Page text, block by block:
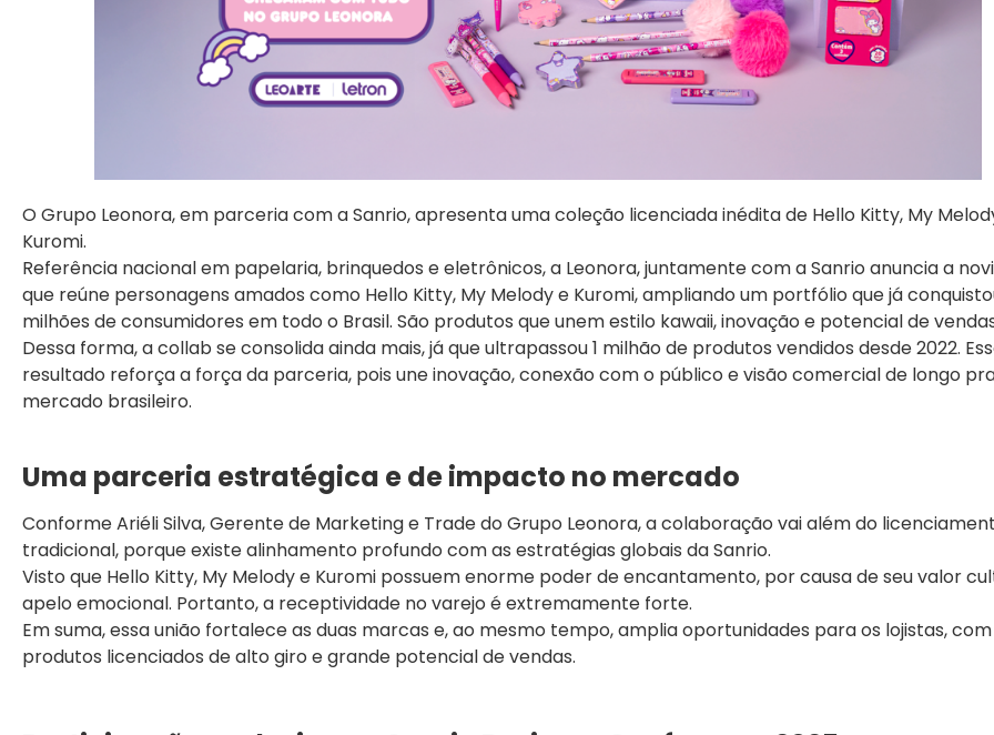
O Grupo Leonora, em parceria com a Sanrio, apresenta uma coleção licenciada inédita de Hello Kitty, My
Kuromi.
Referência nacional em papelaria, brinquedos e eletrônicos, a Leonora, juntamente com a Sanrio anuncia a
que reúne personagens amados como Hello Kitty, My Melody e Kuromi, ampliando um portfólio que já
milhões de consumidores em todo o Brasil. São produtos que unem estilo kawaii, inovação e potencial de
Dessa forma, a collab se consolida ainda mais, já que ultrapassou 1 milhão de produtos vendidos desde 2022.
resultado reforça a força da parceria, pois une inovação, conexão com o público e visão comercial de longo
mercado brasileiro.
Uma parceria estratégica e de impacto no mercado
Conforme Ariéli Silva, Gerente de Marketing e Trade do Grupo Leonora, a colaboração vai além do
tradicional, porque existe alinhamento profundo com as estratégias globais da Sanrio.
Visto que Hello Kitty, My Melody e Kuromi possuem enorme poder de encantamento, por causa de seu valor
apelo emocional. Portanto, a receptividade no varejo é extremamente forte.
Em suma, essa união fortalece as duas marcas e, ao mesmo tempo, amplia oportunidades para os lojistas, com
produtos licenciados de alto giro e grande potencial de vendas.